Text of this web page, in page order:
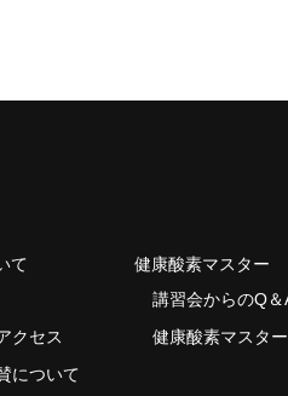
て
クセス
について
健康酸素マスター
講習会からのQ＆
健康酸素マスタ